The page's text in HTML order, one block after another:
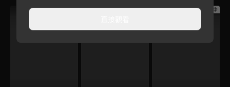
跟播中 跟播中 跟播中